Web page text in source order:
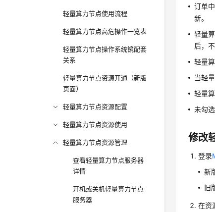
轻量算力节点使用流程
轻量算力节点高危操作一览表
轻量算力节点操作系统镜配套
关系
轻量算力节点资源开通（新版
页面）
轻量算力节点资源配置
轻量算力节点资源使用
轻量算力节点资源管理
查看轻量算力节点服务器
详情
开机或关机轻量算力节点
服务器
订单
新。
轻量
后，
轻量
当轻
轻量
未勾
修改
登录
新
旧
在资